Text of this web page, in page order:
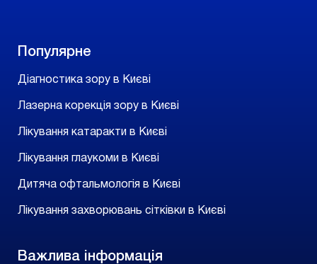
Популярне
Діагностика зору в Києві
Лазерна корекція зору в Києві
Лікування катаракти в Києві
Лікування глаукоми в Києві
Дитяча офтальмологія в Києві
Лікування захворювань сітківки в Києві
Важлива інформація